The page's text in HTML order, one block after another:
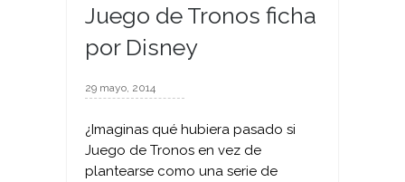
Juego de Tronos ficha
por Disney
29 mayo, 2014
¿Imaginas qué hubiera pasado si
Juego de Tronos en vez de
plantearse como una serie de